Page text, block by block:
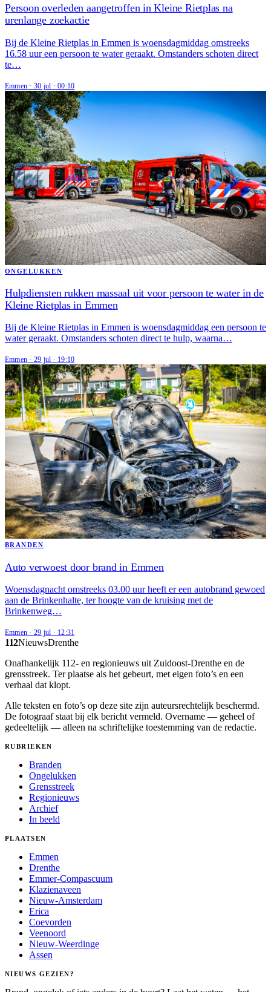
Persoon overleden aangetroffen in Kleine Rietplas na
urenlange zoekactie
Bij de Kleine Rietplas in Emmen is woensdagmiddag omstreeks
16.58 uur een persoon te water geraakt. Omstanders schoten direct
te…
Emmen · 30 jul · 00:10
ONGELUKKEN
Hulpdiensten rukken massaal uit voor persoon te water in de
Kleine Rietplas in Emmen
Bij de Kleine Rietplas in Emmen is woensdagmiddag een persoon te
water geraakt. Omstanders schoten direct te hulp, waarna…
Emmen · 29 jul · 19:10
BRANDEN
Auto verwoest door brand in Emmen
Woensdagnacht omstreeks 03.00 uur heeft er een autobrand gewoed
aan de Brinkenhalte, ter hoogte van de kruising met de
Brinkenweg…
Emmen · 29 jul · 12:31
112NieuwsDrenthe
Onafhankelijk 112- en regionieuws uit Zuidoost-Drenthe en de
grensstreek. Ter plaatse als het gebeurt, met eigen foto’s en een
verhaal dat klopt.
Alle teksten en foto’s op deze site zijn auteursrechtelijk beschermd.
De fotograaf staat bij elk bericht vermeld. Overname — geheel of
gedeeltelijk — alleen na schriftelijke toestemming van de redactie.
RUBRIEKEN
Branden
Ongelukken
Grensstreek
Regionieuws
Archief
In beeld
PLAATSEN
Emmen
Drenthe
Emmer-Compascuum
Klazienaveen
Nieuw-Amsterdam
Erica
Coevorden
Veenoord
Nieuw-Weerdinge
Assen
NIEUWS GEZIEN?